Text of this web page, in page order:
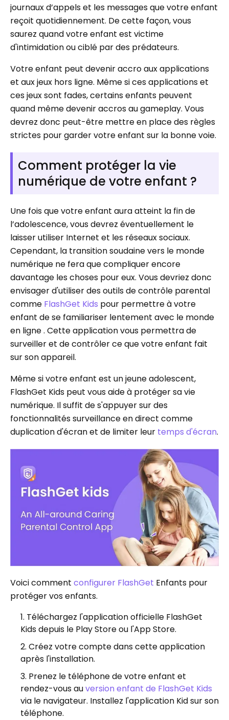
journaux d’appels et les messages que votre enfant
reçoit quotidiennement. De cette façon, vous
saurez quand votre enfant est victime
d'intimidation ou ciblé par des prédateurs.
Votre enfant peut devenir accro aux applications
et aux jeux hors ligne. Même si ces applications et
ces jeux sont fades, certains enfants peuvent
quand même devenir accros au gameplay. Vous
devrez donc peut-être mettre en place des règles
strictes pour garder votre enfant sur la bonne voie.
Comment protéger la vie
numérique de votre enfant ?
Une fois que votre enfant aura atteint la fin de
l’adolescence, vous devrez éventuellement le
laisser utiliser Internet et les réseaux sociaux.
Cependant, la transition soudaine vers le monde
numérique ne fera que compliquer encore
davantage les choses pour eux. Vous devriez donc
envisager d'utiliser des outils de contrôle parental
comme FlashGet Kids pour permettre à votre
enfant de se familiariser lentement avec le monde
en ligne . Cette application vous permettra de
surveiller et de contrôler ce que votre enfant fait
sur son appareil.
Même si votre enfant est un jeune adolescent,
FlashGet Kids peut vous aide à protéger sa vie
numérique. Il suffit de s'appuyer sur des
fonctionnalités surveillance en direct comme
duplication d'écran et de limiter leur temps d'écran.
Voici comment configurer FlashGet Enfants pour
protéger vos enfants.
Téléchargez l'application officielle FlashGet
Kids depuis le Play Store ou l'App Store.
Créez votre compte dans cette application
après l'installation.
Prenez le téléphone de votre enfant et
rendez-vous auversion enfant de FlashGet Kids
via le navigateur. Installez l'application Kid sur son
téléphone.